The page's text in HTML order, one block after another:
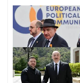
a
v
i
q